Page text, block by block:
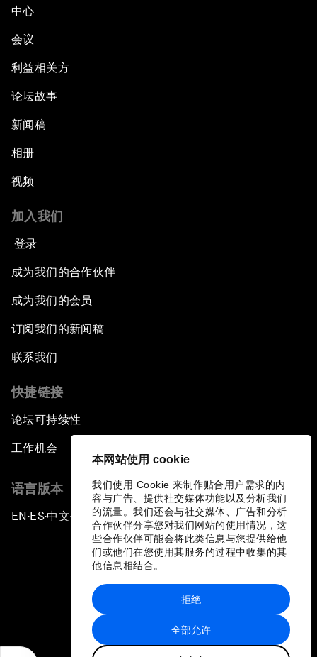
本网站使用 cookie
我们使用 Cookie 来制作贴合用户需求的内
容与广告、提供社交媒体功能以及分析我们
的流量。我们还会与社交媒体、广告和分析
合作伙伴分享您对我们网站的使用情况，这
些合作伙伴可能会将此类信息与您提供给他
们或他们在您使用其服务的过程中收集的其
他信息相结合。
全部允许
拒绝
中心
会议
利益相关方
论坛故事
新闻稿
相册
视频
加入我们
登录
成为我们的合作伙伴
成为我们的会员
订阅我们的新闻稿
联系我们
快捷链接
论坛可持续性
工作机会
语言版本
EN ▪ ES▪中文▪ 日本語
站点地图